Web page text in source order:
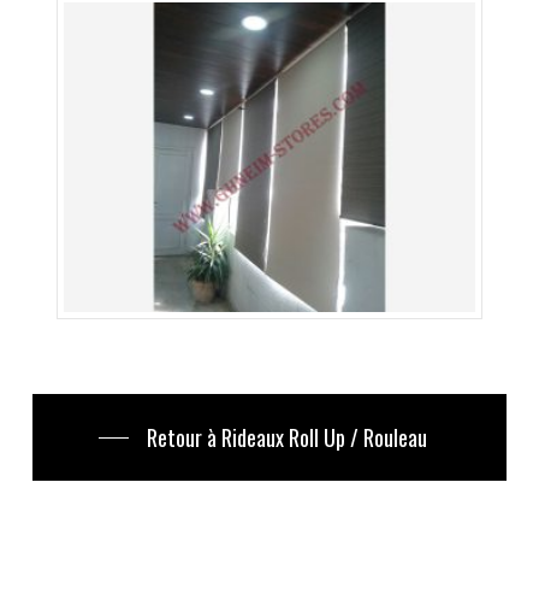
Retour à Rideaux Roll Up / Rouleau